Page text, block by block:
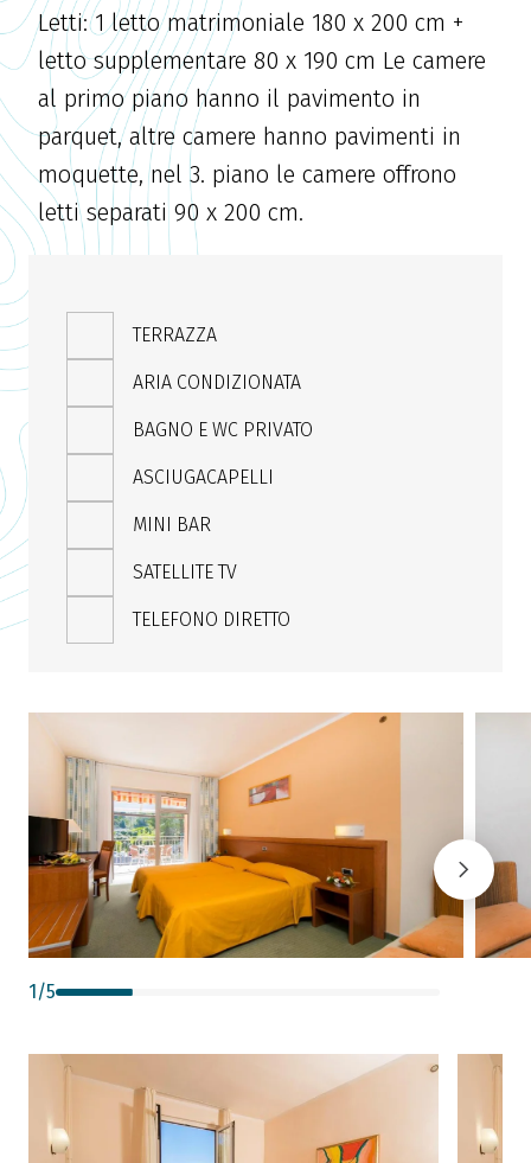
Letti: 1 letto matrimoniale 180 x 200 cm +
letto supplementare 80 x 190 cm Le camere
al primo piano hanno il pavimento in
parquet, altre camere hanno pavimenti in
moquette, nel 3. piano le camere offrono
letti separati 90 x 200 cm.
TERRAZZA
ARIA CONDIZIONATA
BAGNO E WC PRIVATO
ASCIUGACAPELLI
MINI BAR
SATELLITE TV
TELEFONO DIRETTO
1/5